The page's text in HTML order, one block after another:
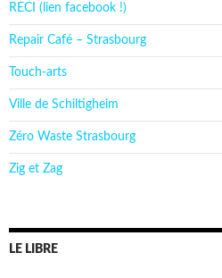
RECI (lien facebook !)
Repair Café – Strasbourg
Touch-arts
Ville de Schiltigheim
Zéro Waste Strasbourg
Zig et Zag
LE LIBRE